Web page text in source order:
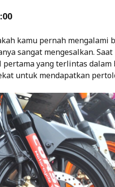
kamu pernah mengalami
sangat mengesalkan.
pertama yang terlintas
untuk mendapatkan